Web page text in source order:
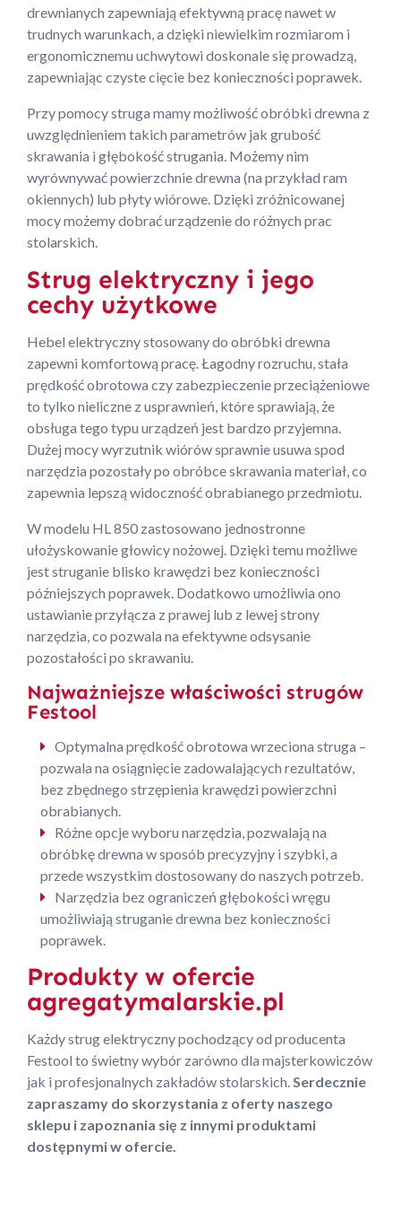
drewnianych zapewniają efektywną pracę nawet w
trudnych warunkach, a dzięki niewielkim rozmiarom i
ergonomicznemu uchwytowi doskonale się prowadzą,
zapewniając czyste cięcie bez konieczności poprawek.
Przy pomocy struga mamy możliwość obróbki drewna z
uwzględnieniem takich parametrów jak grubość
skrawania i głębokość strugania. Możemy nim
wyrównywać powierzchnie drewna (na przykład ram
okiennych) lub płyty wiórowe. Dzięki zróżnicowanej
mocy możemy dobrać urządzenie do różnych prac
stolarskich.
Strug elektryczny i jego
cechy użytkowe
Hebel elektryczny stosowany do obróbki drewna
zapewni komfortową pracę. Łagodny rozruchu, stała
prędkość obrotowa czy zabezpieczenie przeciążeniowe
to tylko nieliczne z usprawnień, które sprawiają, że
obsługa tego typu urządzeń jest bardzo przyjemna.
Dużej mocy wyrzutnik wiórów sprawnie usuwa spod
narzędzia pozostały po obróbce skrawania materiał, co
zapewnia lepszą widoczność obrabianego przedmiotu.
W modelu HL 850 zastosowano jednostronne
ułożyskowanie głowicy nożowej. Dzięki temu możliwe
jest struganie blisko krawędzi bez konieczności
późniejszych poprawek. Dodatkowo umożliwia ono
ustawianie przyłącza z prawej lub z lewej strony
narzędzia, co pozwala na efektywne odsysanie
pozostałości po skrawaniu.
Najważniejsze właściwości strugów
Festool
Optymalna prędkość obrotowa wrzeciona struga –
pozwala na osiągnięcie zadowalających rezultatów,
bez zbędnego strzępienia krawędzi powierzchni
obrabianych.
Różne opcje wyboru narzędzia, pozwalają na
obróbkę drewna w sposób precyzyjny i szybki, a
przede wszystkim dostosowany do naszych potrzeb.
Narzędzia bez ograniczeń głębokości wręgu
umożliwiają struganie drewna bez konieczności
poprawek.
Produkty w ofercie
agregatymalarskie.pl
Każdy strug elektryczny pochodzący od producenta
Festool to świetny wybór zarówno dla majsterkowiczów
jak i profesjonalnych zakładów stolarskich.Serdecznie
zapraszamy do skorzystania z oferty naszego
sklepu i zapoznania się z innymi produktami
dostępnymi w ofercie.